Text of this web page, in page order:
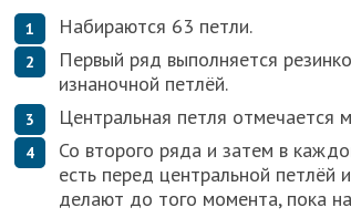
Набираются 63 петли.
Первый ряд выполняется
изнаночной петлёй.
Центральная петля отмечается
Со второго ряда и затем в
есть перед центральной петлёй
делают до того момента, пока